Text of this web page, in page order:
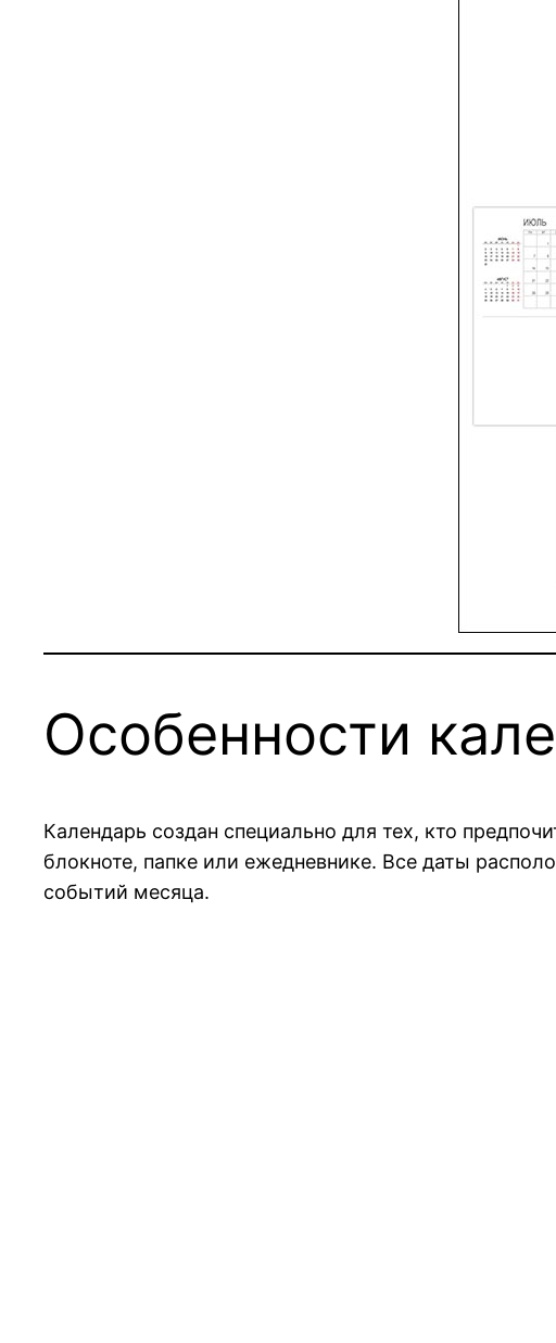
Особенности
Календарь создан специально для тех, кто
блокноте, папке или ежедневнике. Все даты
событий месяца.